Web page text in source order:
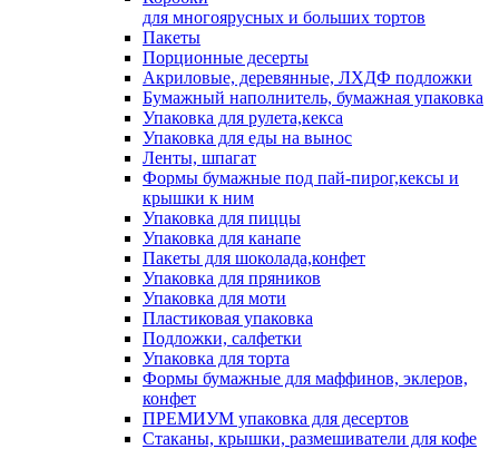
для многоярусных и больших тортов
Пакеты
Порционные десерты
Акриловые, деревянные, ЛХДФ подложки
Бумажный наполнитель, бумажная упаковка
Упаковка для рулета,кекса
Упаковка для еды на вынос
Ленты, шпагат
Формы бумажные под пай-пирог,кексы и
крышки к ним
Упаковка для пиццы
Упаковка для канапе
Пакеты для шоколада,конфет
Упаковка для пряников
Упаковка для моти
Пластиковая упаковка
Подложки, салфетки
Упаковка для торта
Формы бумажные для маффинов, эклеров,
конфет
ПРЕМИУМ упаковка для десертов
Стаканы, крышки, размешиватели для кофе